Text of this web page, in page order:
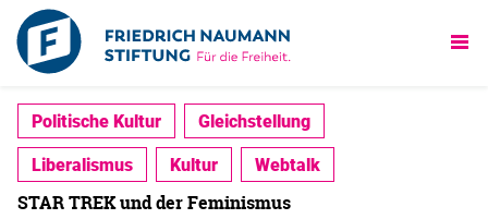
Politische Kultur
Gleichstellung
Liberalismus
Kultur Webtalk
STAR TREK und der Feminismus